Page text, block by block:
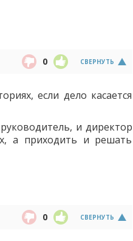
СВЕРНУТЬ
0
если дело касается
и директор
а приходить и решать
СВЕРНУТЬ
0